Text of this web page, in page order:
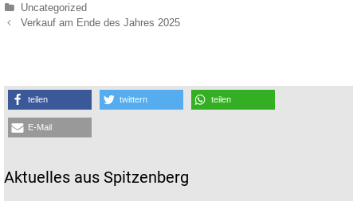
Kategorien
Uncategorized
Beitrags-
Verkauf am Ende des Jahres 2025
teilen twittern teilen
E-Mail
Aktuelles aus Spitzenberg